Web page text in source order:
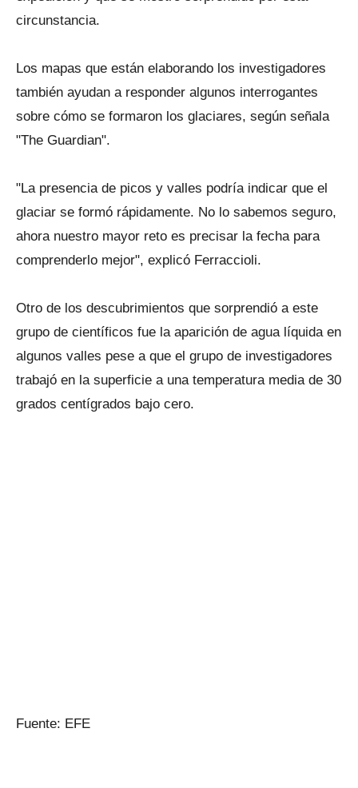
circunstancia.
Los mapas que están elaborando los investigadores
también ayudan a responder algunos interrogantes
sobre cómo se formaron los glaciares, según señala
"The Guardian".
"La presencia de picos y valles podría indicar que el
glaciar se formó rápidamente. No lo sabemos seguro,
ahora nuestro mayor reto es precisar la fecha para
comprenderlo mejor", explicó Ferraccioli.
Otro de los descubrimientos que sorprendió a este
grupo de científicos fue la aparición de agua líquida en
algunos valles pese a que el grupo de investigadores
trabajó en la superficie a una temperatura media de 30
grados centígrados bajo cero.
Fuente: EFE